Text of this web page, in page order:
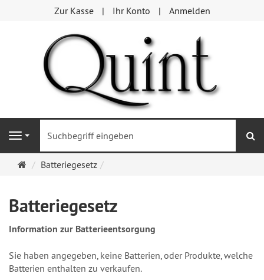
Zur Kasse Ihr Konto Anmelden
Navigation
Startseite
Batteriegesetz
Batteriegesetz
Information zur Batterieentsorgung
Sie haben angegeben, keine Batterien, oder Produkte, welche
Batterien enthalten zu verkaufen.